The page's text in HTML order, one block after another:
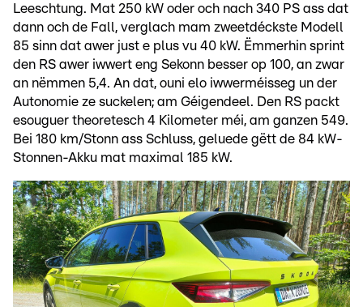
Leeschtung. Mat 250 kW oder och nach 340 PS ass dat
dann och de Fall, verglach mam zweetdéckste Modell
85 sinn dat awer just e plus vu 40 kW. Ëmmerhin sprint
den RS awer iwwert eng Sekonn besser op 100, an zwar
an nëmmen 5,4. An dat, ouni elo iwwerméisseg un der
Autonomie ze suckelen; am Géigendeel. Den RS packt
esouguer theoretesch 4 Kilometer méi, am ganzen 549.
Bei 180 km/Stonn ass Schluss, geluede gëtt de 84 kW-
Stonnen-Akku mat maximal 185 kW.